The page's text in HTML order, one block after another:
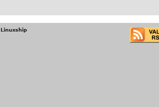
Linuxship